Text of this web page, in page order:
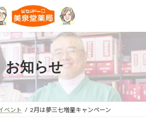
お知らせ
ベント 2月は夢三七増量キャンペーン